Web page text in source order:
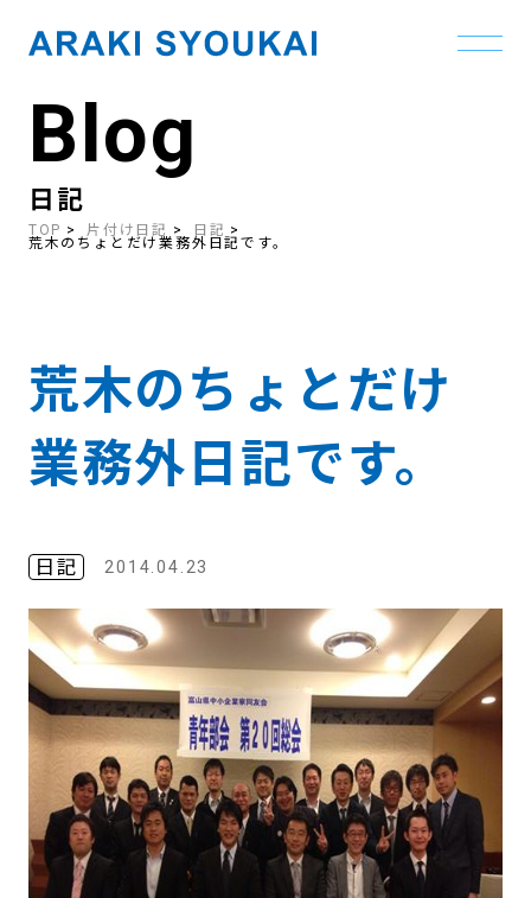
contentBlog
日記
TOP 片付け日記 日記
荒木のちょとだけ業務外日記です。
荒木のちょとだけ
業務外日記です。
日記 2014.04.23